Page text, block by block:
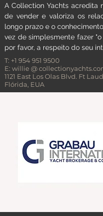
A Collection Yachts acredita
de vender e valoriza os
longo prazo e o
vez de simplesmente fazer "o
por favor, a respeito do seu
T: +1 954 951 9500
E: willie@
1121 East Los Olas Blvd. Ft
Flórida, EUA